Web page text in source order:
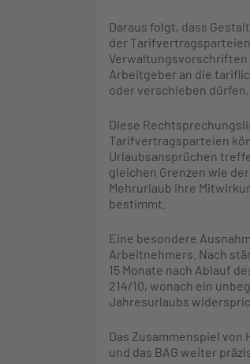
Daraus folgt, dass
der
Verwaltungsvorschriften
Arbeitgeber an die
oder verschieben
Diese
Tarifvertragsparteien
Urlaubsansprüchen
gleichen Grenzen wie
Mehrurlaub ihre
bestimmt.
Eine besondere
Arbeitnehmers. Nach
15 Monate nach Ablauf
214/10, wonach ein
Jahresurlaubs
Das Zusammenspiel
und das BAG weiter